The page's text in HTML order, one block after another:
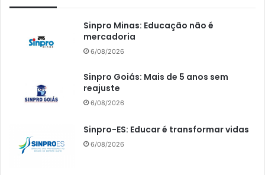
Sinpro Minas: Educação não é
mercadoria
6/08/2026
Sinpro Goiás: Mais de 5 anos sem
reajuste
6/08/2026
Sinpro-ES: Educar é transformar vidas
6/08/2026